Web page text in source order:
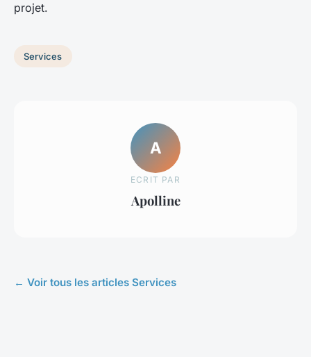
projet.
Services
A
ECRIT PAR
Apolline
← Voir tous les articles Services